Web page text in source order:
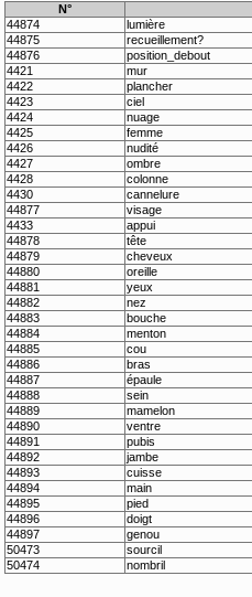
N°
44874
lumière
44875
recueillement?
44876
position_debout
4421
mur
4422
plancher
4423
ciel
4424
nuage
4425
femme
4426
nudité
4427
ombre
4428
colonne
4430
cannelure
44877
visage
4433
appui
44878
tête
44879
cheveux
44880
oreille
44881
yeux
44882
nez
44883
bouche
44884
menton
44885
cou
44886
bras
44887
épaule
44888
sein
44889
mamelon
44890
ventre
44891
pubis
44892
jambe
44893
cuisse
44894
main
44895
pied
44896
doigt
44897
genou
50473
sourcil
50474
nombril